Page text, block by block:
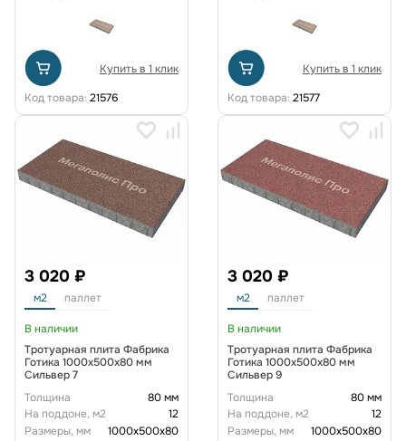
Купить в 1 клик
Код товара: 21576
Купить в 1 клик
Код товара: 21577
3 020 ₽
м2 паллет
В наличии
Тротуарная плита Фабрика
Готика 1000x500x80 мм
Сильвер 7
Толщина
80 мм
На поддоне, м2
12
Размеры, мм
1000x500x80
3 020 ₽
м2 паллет
В наличии
Тротуарная плита Фабрика
Готика 1000x500x80 мм
Сильвер 9
Толщина
80 мм
На поддоне, м2
12
Размеры, мм
1000x500x80